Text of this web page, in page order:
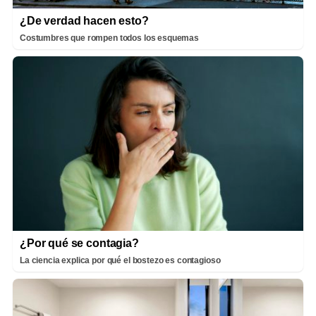
¿De verdad hacen esto?
Costumbres que rompen todos los esquemas
¿Por qué se contagia?
La ciencia explica por qué el bostezo es contagioso